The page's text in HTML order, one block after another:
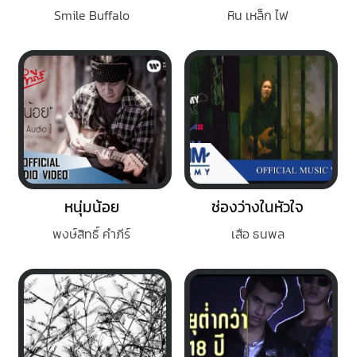
Smile Buffalo หิน เหล็ก ไฟ
หนุ่มน้อย
พงษ์สิทธิ์ คำภีร์
ช่องว่างในหัวใจ
เสือ ธนพล